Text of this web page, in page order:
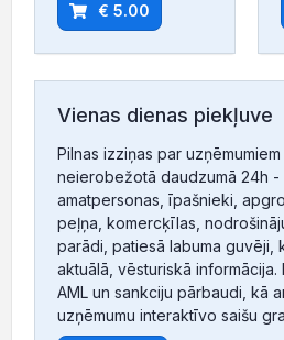
€ 5.00
Vienas dienas piekļuve
Pilnas izziņas par uzņēmumiem
neierobežotā daudzumā 24h -
amatpersonas, īpašnieki,
peļņa, komercķīlas,
parādi, patiesā labuma guvēji,
aktuālā, vēsturiskā informācija.
AML un sankciju pārbaudi, kā
uzņēmumu interaktīvo saišu